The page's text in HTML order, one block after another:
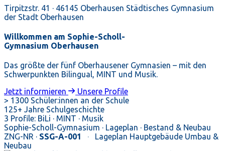
Tirpitzstr. 41 · 46145 Oberhausen Städtisches Gymnasium
der Stadt Oberhausen
Willkommen am Sophie-Scholl-
Gymnasium Oberhausen
Das größte der fünf Oberhausener Gymnasien – mit den
Schwerpunkten Bilingual, MINT und Musik.
Jetzt informieren
Unsere Profile
> 1300 Schüler:innen an der Schule
125+ Jahre Schulgeschichte
3 Profile: BiLi · MINT · Musik
Sophie-Scholl-Gymnasium · Lageplan · Bestand & Neubau
ZNG-NR · SSG-A-001 · Lageplan Hauptgebäude Umbau &
Neubau